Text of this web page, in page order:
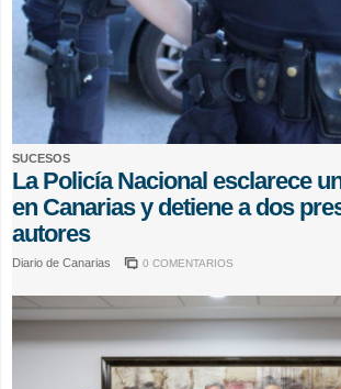
SUCESOS
La Policía Nacional esclarece
en Canarias y detiene a dos
autores
Diario de Canarias 0 COMENTARIOS